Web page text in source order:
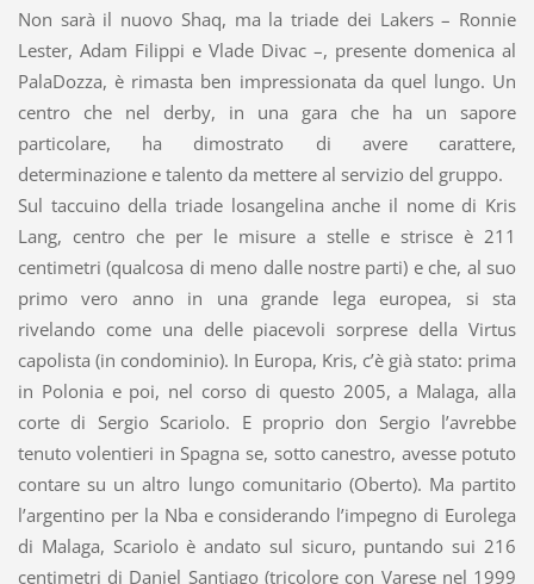
Non sarà il nuovo Shaq, ma la triade dei Lakers – Ronnie
Lester, Adam Filippi e Vlade Divac –, presente domenica al
PalaDozza, è rimasta ben impressionata da quel lungo. Un
centro che nel derby, in una gara che ha un sapore
particolare, ha dimostrato di avere carattere,
determinazione e talento da mettere al servizio del gruppo.
Sul taccuino della triade losangelina anche il nome di Kris
Lang, centro che per le misure a stelle e strisce è 211
centimetri (qualcosa di meno dalle nostre parti) e che, al suo
primo vero anno in una grande lega europea, si sta
rivelando come una delle piacevoli sorprese della Virtus
capolista (in condominio). In Europa, Kris, c’è già stato: prima
in Polonia e poi, nel corso di questo 2005, a Malaga, alla
corte di Sergio Scariolo. E proprio don Sergio l’avrebbe
tenuto volentieri in Spagna se, sotto canestro, avesse potuto
contare su un altro lungo comunitario (Oberto). Ma partito
l’argentino per la Nba e considerando l’impegno di Eurolega
di Malaga, Scariolo è andato sul sicuro, puntando sui 216
centimetri di Daniel Santiago (tricolore con Varese nel 1999